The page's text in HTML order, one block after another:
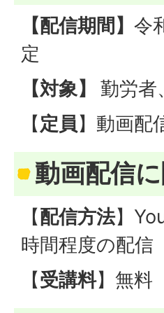
【配信期間】 令
定
【対象】 勤労者
【定員】動画配
動画配信
【配信方法】
時間程度の配信
【受講料】無料